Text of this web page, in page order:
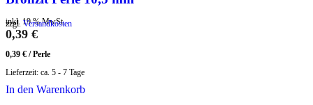
inkl. 19 % MwSt.
zzgl. Versandkosten
0,39 €
0,39 € /Perle
Lieferzeit: ca. 5 - 7 Tage
In den Warenkorb